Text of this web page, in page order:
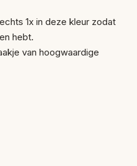
1x in deze kleur zodat
hebt.
van hoogwaardige